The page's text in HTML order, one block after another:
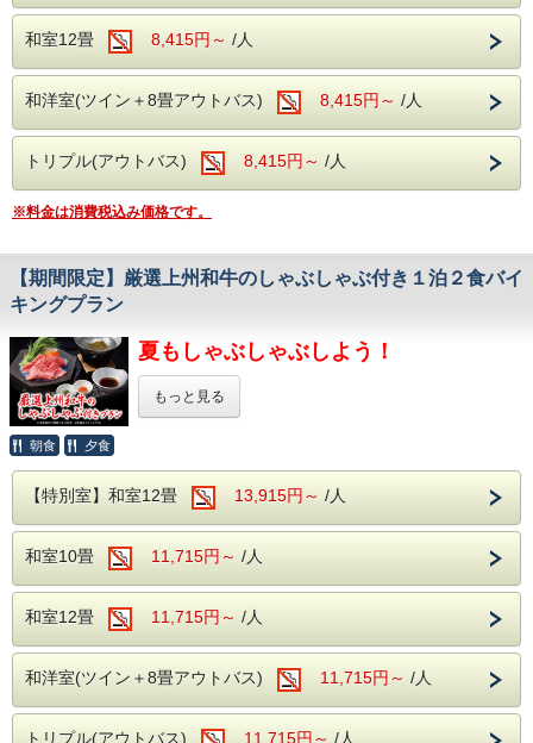
・ロビー：開けた窓より、湯檜曽の景色に
疲れを癒してください。
・全室Wifi完備：お部屋でのPC作業や動画視聴も
快適にご利用いただけます。
・カラオケ・卓球：無料でご利用いただけます。
※各種優待券・割引等との併用はできません。
※小学生以上の方のみ承ります。
ホテル湯の陣は・・・
＜こんこんと湧き出る湯檜曽温泉を堪能♪＞
大自然に囲まれ情緒にあふれた湯檜曽温泉。
滾々と湧き出る源泉は心身を柔らかく包みます。
保温・保湿効果に優れており、
様々な食材を利用した約50種類のバイキング。
サラダや揚げ物、
ソフトクリームやデザートまで・・・
多数ご用意しております。
ワインや焼酎、日本酒などが飲み放題で
お楽しみいただけます。
・ロビー：開けた窓より、湯檜曽の景色に
疲れを癒してください。
・全室Wifi完備：お部屋でのPC作業や動画視聴も
快適にご利用いただけます。
・カラオケ・卓球：無料でご利用いただけます。
新緑から紅葉の季節にかけて、
ぜひドライブの途中に立ち寄ってみては
いかがでしょうか。
ホテル湯の陣は・・・
＜滾々と湧き出る湯檜曽温泉を堪能♪＞
大自然に囲まれ情緒にあふれた湯檜曽温泉。
滾々と湧き出る源泉は心身を柔らかく包みます。
保温・保湿効果に優れており、
疲労回復や関節痛、冷え性に効能が望めます。
体の芯からご実感くださいませ。
＜アルコール飲み放題付！
バイキングで心ゆくまで乾杯＞
ソフトクリームやデザートまで・・・
子供も大人も、
おじいちゃんおばあちゃんまで。
みなさまが楽しめるお食事を
ワインや焼酎、日本酒などが飲み放題で
お楽しみいただけます。
食べて、飲んで、温泉で癒されてください。
食べ過ぎちゃっても
飲み過ぎちゃっても
もちろん追加料金はございません！
温泉でゆっくりと日頃の疲れを癒してください。
＜館内施設（無料サービス）＞
・ロビー：開けた窓より、湯檜曽の景色に
疲れを癒してください。
旅の中継地に、旅のスタートに当館を
是非ご利用ください。
台数に限りがございますが、
屋根付きの駐車スペースがございます。
ライダーさんを応援します！
ホテル湯の陣は・・・
大自然に囲まれ情緒にあふれた湯檜曽温泉。
滾々と湧き出る源泉は心身を柔らかく包みます。
疲労回復や関節痛、冷え性に効能が望めます。
体の芯からご実感くださいませ。
＜アルコール飲み放題付！
バイキングで心ゆくまで乾杯＞
様々な食材を利用した約50種類のバイキング。
サラダや揚げ物、
生ビール(アサヒスーパードライ)をはじめ
ワインや焼酎、日本酒などが飲み放題で
お楽しみいただけます。
飲み過ぎにはお気を付けくださいませ・・・
食べて、飲んで、温泉で癒されてください。
飲み過ぎちゃっても
もちろん追加料金はございません！
＜館内施設（無料サービス）＞
・ロビー：開けた窓より、湯檜曽の景色に
疲れを癒してください。
和室12畳 8,415円～ /人
和洋室(ツイン＋8畳アウトバス) 8,415円～ /人
トリプル(アウトバス) 8,415円～ /人
※料金は消費税込み価格です。
【期間限定】厳選上州和牛のしゃぶしゃぶ付き１泊２食バイ
キングプラン
夏もしゃぶしゃぶしよう！
「厳選上州和牛のしゃぶしゃぶ」が
新登場です！！
群馬が誇るブランド和牛での「上州和牛」
その中でも、特に優れたもののみが認定される
「厳選上州和牛」を
しゃぶしゃぶでお楽しみいただきます♪
和牛本来の深い旨味を
最大限お楽しみいただける別注料理
※大人様のご人数分のみ
ご提供させていただきます。
もっと見る
朝食 夕食
【特別室】和室12畳 13,915円～ /人
和室10畳 11,715円～ /人
和室12畳 11,715円～ /人
和洋室(ツイン＋8畳アウトバス) 11,715円～ /人
トリプル(アウトバス) 11,715円～ /人